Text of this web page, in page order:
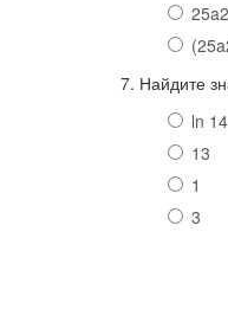
7. Найдите
ln
13
1
3